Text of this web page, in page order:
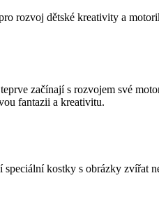
rozvoj dětské kreativity a
začínají s rozvojem své
fantazii a kreativitu.
kostky s obrázky zvířat